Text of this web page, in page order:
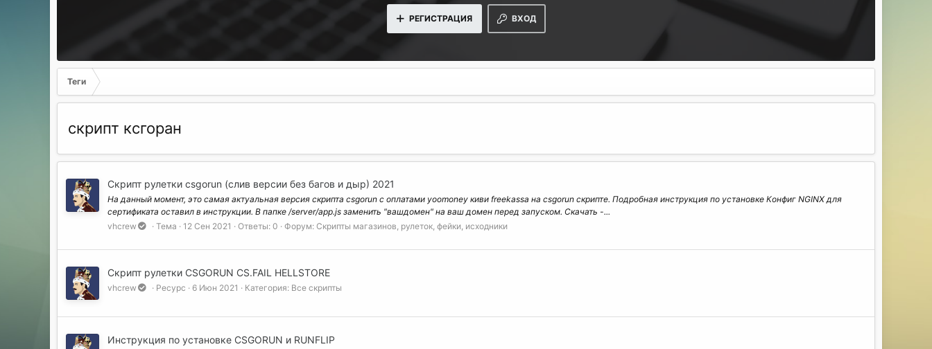
ВХОД
РЕГИСТРАЦИЯ
Теги
скрипт ксгоран
Скрипт рулетки csgorun (слив версии без багов и дыр) 2021
На данный момент, это самая актуальная версия скрипта csgorun c оплатами yoomoney киви freekassa на csgorun скрипте. Подробная инструкция по установке Конфиг NGINX для
сертификата оставил в инструкции. В папке /server/app.js заменить "вашдомен" на ваш домен перед запуском. Скачать -...
vhcrew
Тема 12 Сен 2021 Ответы: 0 Форум: Скрипты магазинов, рулеток, фейки, исходники
Скрипт рулетки CSGORUN CS.FAIL HELLSTORE
vhcrew Ресурс 6 Июн 2021 Категория: Все скрипты
Инструкция по установке CSGORUN и RUNFLIP